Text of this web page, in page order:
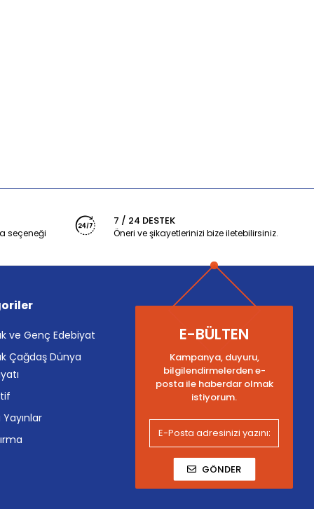
seçeneği
7 / 24 DESTEK
Öneri ve şikayetlerinizi bize iletebilirsiniz.
ve Genç Edebiyat
Çağdaş Dünya
Yayınlar
E-BÜLTEN
Kampanya, duyuru,
bilgilendirmelerden e-
posta ile haberdar olmak
istiyorum.
GÖNDER